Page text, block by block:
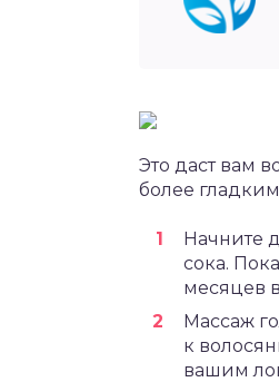
Это даст вам
более
Начните
сока.
месяцев
Массаж
к
вашим